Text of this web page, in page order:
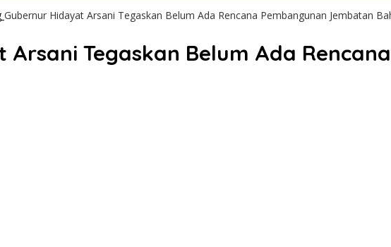
Gubernur Hidayat Arsani Tegaskan Belum Ada Rencana Pembangunan Jembatan
Arsani Tegaskan Belum Ada